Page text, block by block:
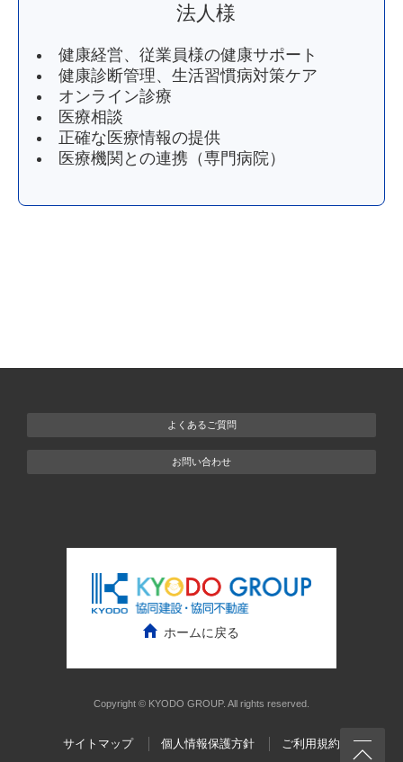
法人様
健康経営、従業員様の健康サポート
健康診断管理、生活習慣病対策ケア
オンライン診療
医療相談
正確な医療情報の提供
医療機関との連携（専門病院）
よくあるご質問
お問い合わせ
Copyright © KYODO GROUP. All rights reserved.
サイトマップ 個人情報保護方針 ご利用規約